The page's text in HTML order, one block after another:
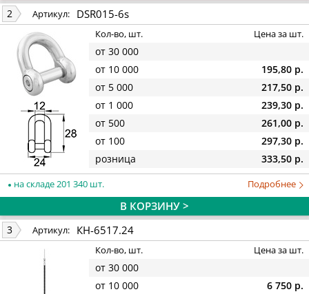
2 Артикул: DSR015-6s
Кол-во, шт. Цена за шт.
от 30 000
от 10 000
195,80 р.
от 5 000
217,50 р.
от 1 000
239,30 р.
от 500
261,00 р.
от 100
297,30 р.
розница
333,50 р.
на складе 201 340 шт. Подробнее
В КОРЗИНУ >
3 Артикул: КН-6517.24
Кол-во, шт. Цена за шт.
от 30 000
от 10 000
6 750 р.